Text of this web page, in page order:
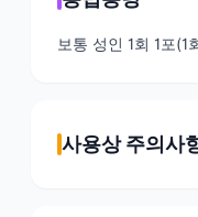
보통 성인 1회 1포
사용상 주의사